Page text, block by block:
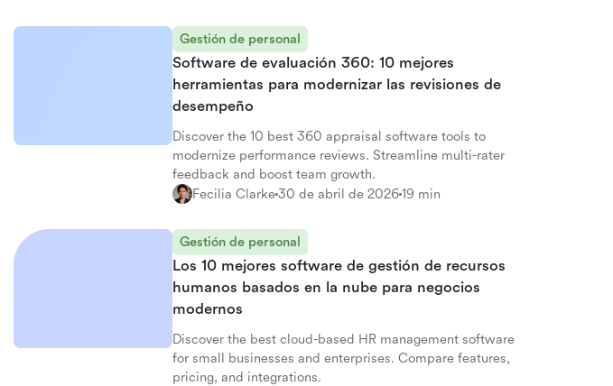
Gestión de personal
Software de evaluación 360: 10 mejores
herramientas para modernizar las revisiones de
desempeño
Discover the 10 best 360 appraisal software tools to
modernize performance reviews. Streamline multi-rater
feedback and boost team growth.
Fecilia Clarke30 de abril de 202619 min
Gestión de personal
Los 10 mejores software de gestión de recursos
humanos basados en la nube para negocios
modernos
Discover the best cloud-based HR management software
for small businesses and enterprises. Compare features,
pricing, and integrations.